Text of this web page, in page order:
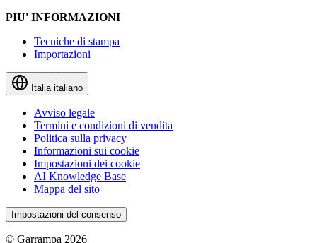
PIU' INFORMAZIONI
Tecniche di stampa
Importazioni
Italia italiano
Avviso legale
Termini e condizioni di vendita
Politica sulla privacy
Informazioni sui cookie
Impostazioni dei cookie
AI Knowledge Base
Mappa del sito
Impostazioni del consenso
© Garrampa 2026